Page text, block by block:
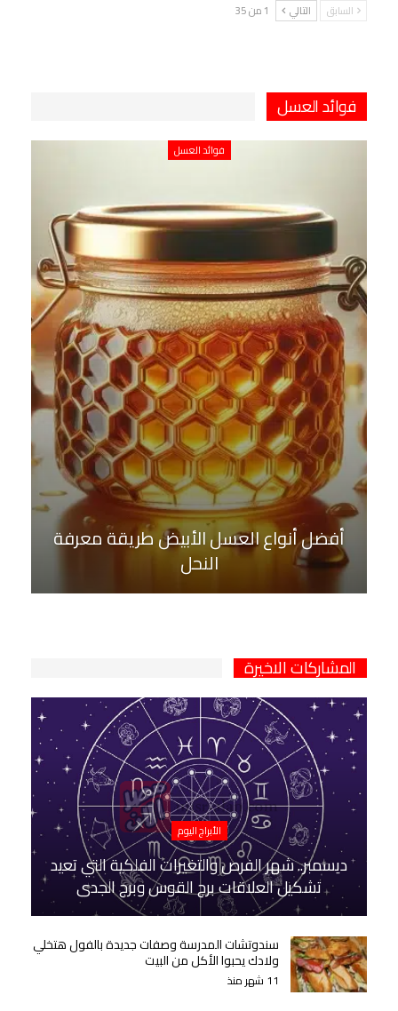
السابق التالي 1 من 35
فوائد العسل
فوائد العسل
أفضل أنواع العسل الأبيض طريقة معرفة
النحل
المشاركات الاخيرة
الأبراج اليوم
ديسمبر.. شهر الفرص والتغيرات الفلكية التي تعيد
تشكيل العلاقات برج القوس وبرج الجدي
سندوتشات المدرسة وصفات جديدة بالفول هتخلي
ولادك يحبوا الأكل من البيت
11 شهر منذ